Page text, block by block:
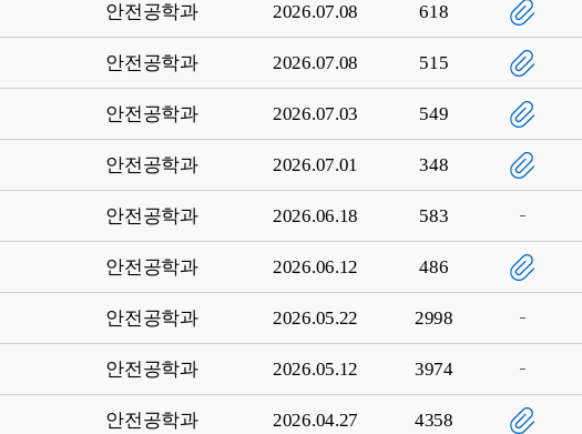
안전공학과 2026.07.08 618
안전공학과 2026.07.08 515
안전공학과 2026.07.03 549
안전공학과 2026.07.01 348
안전공학과 2026.06.18 583
안전공학과 2026.06.12 486
안전공학과 2026.05.22 2998
안전공학과 2026.05.12 3974
안전공학과 2026.04.27 4358